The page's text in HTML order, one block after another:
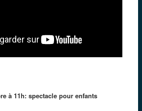
à 11h: spectacle pour enfants